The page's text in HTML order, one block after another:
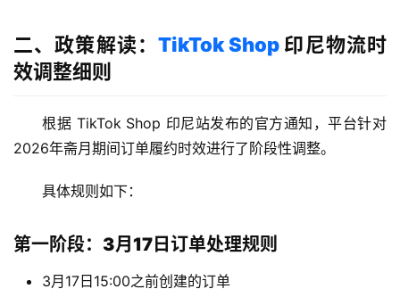
二、政策解读：TikTok Shop 印尼物流时
效调整细则
根据 TikTok Shop 印尼站发布的官方通知，平台针对
2026年斋月期间订单履约时效进行了阶段性调整。
具体规则如下：
第一阶段：3月17日订单处理规则
3月17日15:00之前创建的订单